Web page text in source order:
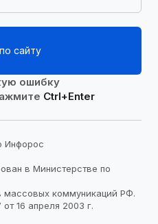
сайту
ошибку
Ctrl+Enter
Инфорос
в Министерстве по
массовых коммуникаций РФ.
16 апреля 2003 г.